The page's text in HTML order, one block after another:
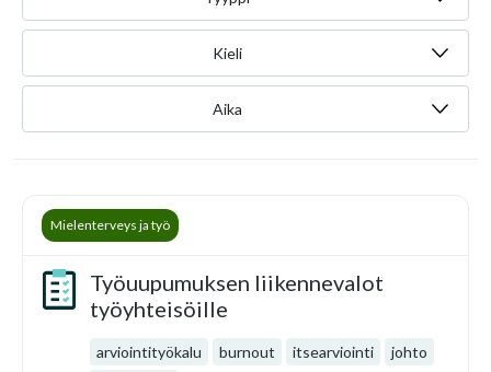
Kieli
Aika
Työuupumuksen liikennevalot
työyhteisöille
arviointityökalu burnout itsearviointi
johto
Mielenterveys ja työ